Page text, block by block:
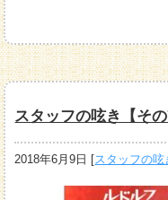
スタッフの呟き【その
2018年6月9日 [スタッフの呟